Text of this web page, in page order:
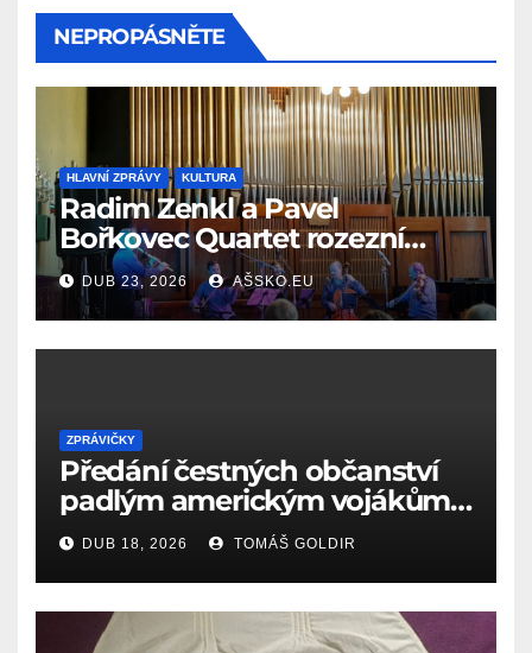
NEPROPÁSNĚTE
HLAVNÍ ZPRÁVY KULTURA
Radim Zenkl a Pavel
Bořkovec Quartet rozezní
Ašské jaro netradičním
spojením žánrů
DUB 23, 2026 AŠSKO.EU
ZPRÁVIČKY
Předání čestných občanství
padlým americkým vojákům
k 81. výročí osvobození Aše
(18.4.1945)
DUB 18, 2026 TOMÁŠ GOLDIR